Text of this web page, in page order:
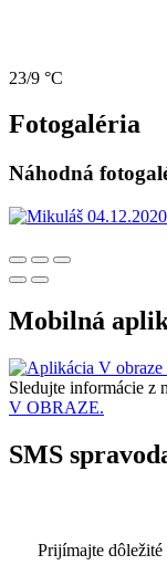
23/9 °C
Fotogaléria
Náhodná
Mobilná
Sledujte informácie z
V OBRAZE.
SMS
Prijímajte